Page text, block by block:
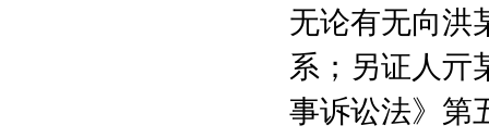
无论有无向洪
系；另证人亓
事诉讼法》第